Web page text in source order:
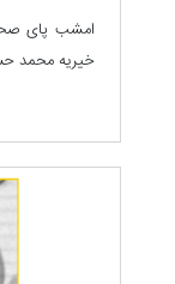
امشب پای
خیریه محمد